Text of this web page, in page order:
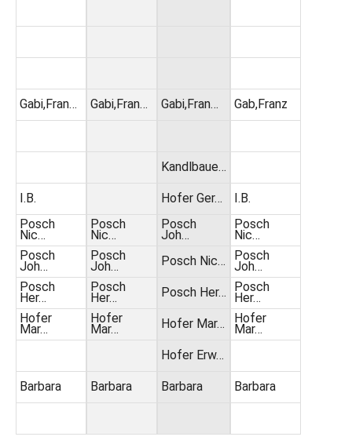
Gabi,Fran…
I.B.
Posch
Nic…
Posch
Joh…
Posch
Her…
Hofer
Mar…
Barbara
Gabi,Fran…
Posch
Nic…
Posch
Joh…
Posch
Her…
Hofer
Mar…
Barbara
Gabi,Fran…
Kandlbaue…
Hofer Ger…
Posch
Joh…
Posch Nic…
Posch Her…
Hofer Mar…
Hofer Erw…
Barbara
Gab,Franz
I.B.
Posch
Nic…
Posch
Joh…
Posch
Her…
Hofer
Mar…
Barbara